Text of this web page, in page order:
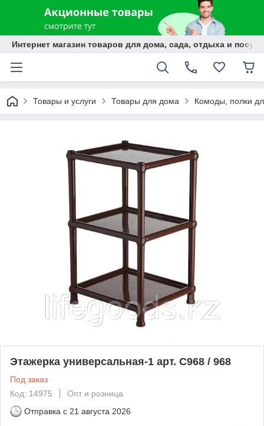
Интернет магазин товаров для дома, сада, отдыха и
Товары и услуги Товары для дома Комоды, полки
Этажерка универсальная-1 арт. С968 / 968
Под заказ
Код: 14975
Опт и розница
Отправка с 21 августа 2026